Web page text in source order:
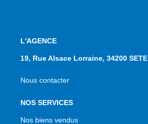
L'AGENCE
19, Rue Alsace Lorraine, 34200 SETE
Nous contacter
NOS SERVICES
Nos biens vendus